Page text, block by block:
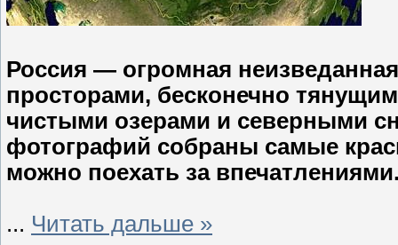
Россия — огромная
просторами, бесконечно
чистыми озерами и северными
фотографий собраны самые
можно поехать за
... Читать дальше »